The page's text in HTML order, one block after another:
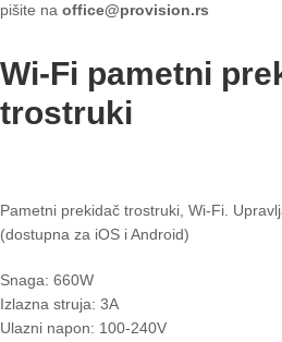
pišite na office@provision.rs
Wi-Fi pametni
trostruki
Pametni prekidač trostruki, Wi-Fi.
(dostupna za iOS i Android)
Snaga: 660W
Izlazna struja: 3A
Ulazni napon: 100-240V